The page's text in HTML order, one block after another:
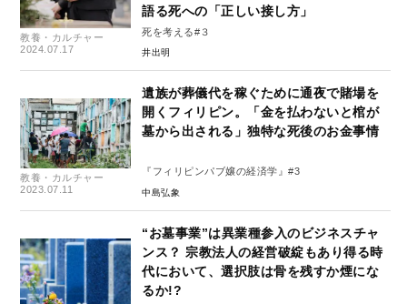
教養・カルチャー
2024.07.17
語る死への「正しい接し方」
死を考える#３
井出明
教養・カルチャー
2023.07.11
遺族が葬儀代を稼ぐために通夜で賭場を
開くフィリピン。「金を払わないと棺が
墓から出される」独特な死後のお金事情
『フィリピンパブ嬢の経済学』#3
中島弘象
“お墓事業”は異業種参入のビジネスチャ
ンス？ 宗教法人の経営破綻もあり得る時
代において、選択肢は骨を残すか煙にな
るか!?